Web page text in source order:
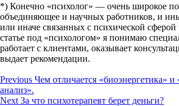
*) Конечно «психолог» — очень широкое
объединяющее и научных работников, и
или иначе связанных с психической сферой
статье под «психологом» я понимаю
работает с клиентами, оказывает
выдает рекомендации.
Навигация
по
Previous Previous
Чем отличается «биоэнергетика» и
анализ».
Next Next
За что психотерапевт берет деньги?